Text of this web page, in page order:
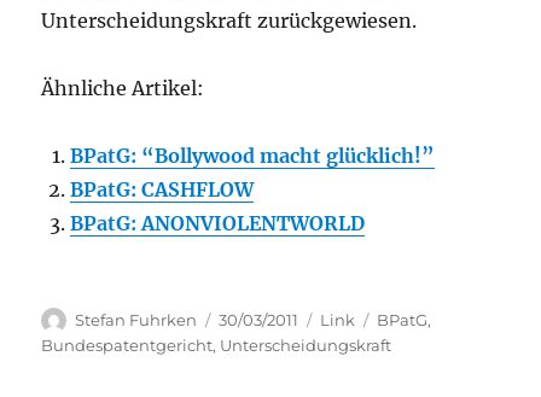
Unterscheidungskraft zurückgewiesen.
Ähnliche Artikel:
BPatG: “Bollywood macht glücklich!”
BPatG: CASHFLOW
BPatG: ANONVIOLENTWORLD
Author
Stefan Fuhrken
Posted
on
30/03/2011 Categories
Link Tags
BPatG,
Bundespatentgericht, Unterscheidungskraft